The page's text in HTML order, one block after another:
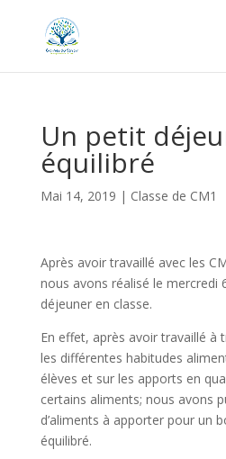
Un petit
équilibré
Mai 14, 2019 | Classe de CM1
Après avoir travaillé avec les
nous avons réalisé le mercredi
déjeuner en classe.
En effet, après avoir travaillé à
les différentes habitudes
élèves et sur les apports en
certains aliments; nous avons
d’aliments à apporter pour un
équilibré.